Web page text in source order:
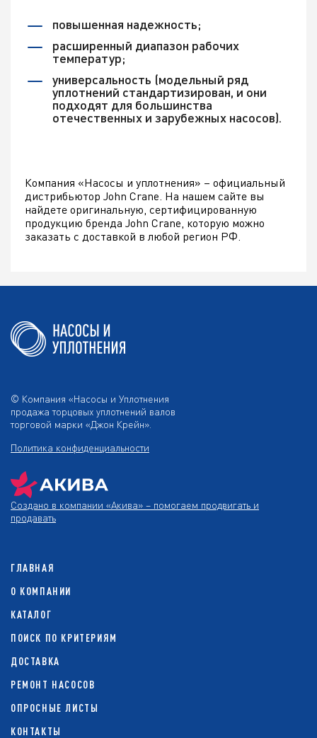
повышенная надежность;
расширенный диапазон рабочих
температур;
универсальность (модельный ряд
уплотнений стандартизирован, и они
подходят для большинства
отечественных и зарубежных насосов).
Компания «Насосы и уплотнения» – официальный
дистрибьютор John Crane. На нашем сайте вы
найдете оригинальную, сертифицированную
продукцию бренда John Crane, которую можно
заказать с доставкой в любой регион РФ.
© Компания «Насосы и Уплотнения
продажа торцовых уплотнений валов
торговой марки «Джон Крейн».
Политика конфиденциальности
Создано в компании «Акива» – помогаем продвигать и
продавать
ГЛАВНАЯ
О КОМПАНИИ
КАТАЛОГ
ПОИСК ПО КРИТЕРИЯМ
ДОСТАВКА
РЕМОНТ НАСОСОВ
ОПРОСНЫЕ ЛИСТЫ
КОНТАКТЫ